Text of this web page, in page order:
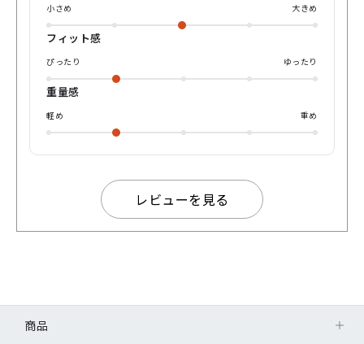
小さめ 大きめ
フィット感
ぴったり ゆったり
重量感
軽め 重め
レビューを見る
商品